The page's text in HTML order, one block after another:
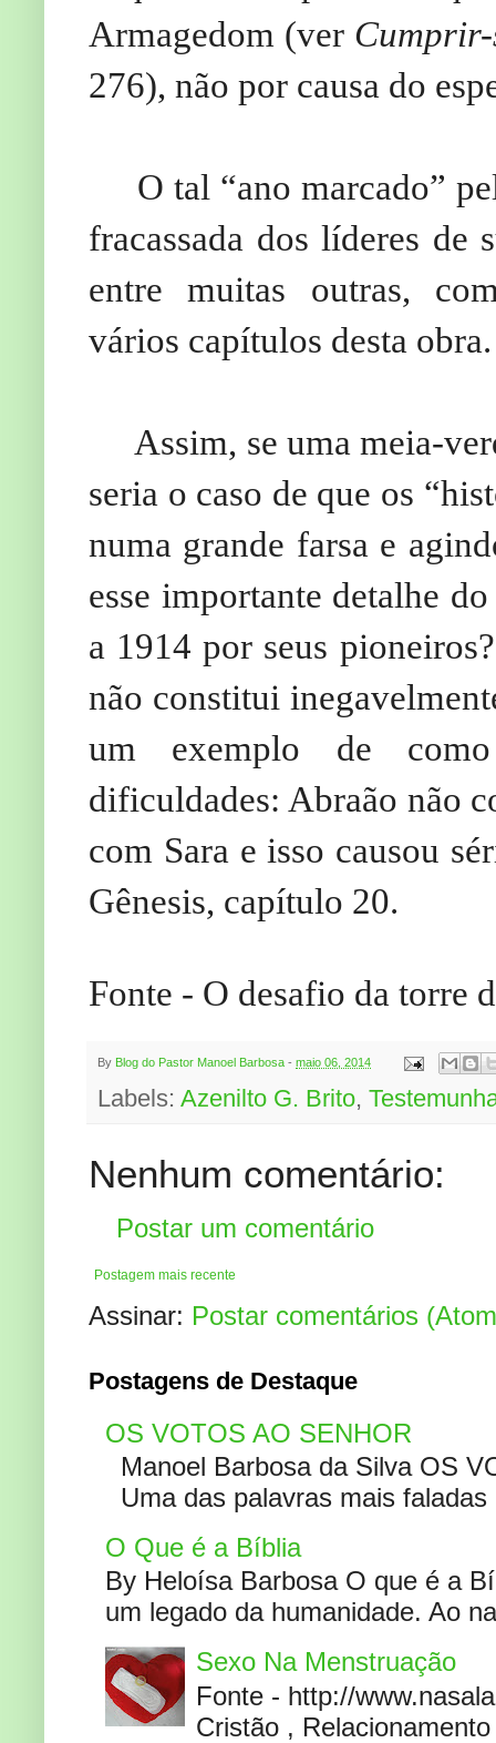
Armagedom (ver
276), não por causa do
O tal “ano marcado”
fracassada dos líderes
entre muitas outras,
vários capítulos desta obra.
Assim, se uma meia-
seria o caso de que os
numa grande farsa e
esse importante detalhe
a 1914 por seus
não constitui
um exemplo de como
dificuldades: Abraão não
com Sara e isso causou
Gênesis, capítulo 20.
Fonte - O desafio da torre
By Blog do Pastor Manoel Barbosa - maio 06, 2014
Labels: Azenilto G. Brito,
Nenhum comentário:
Postar um comentário
Postagem mais recente
Assinar: Postar comentários
Postagens de Destaque
OS VOTOS AO SENHOR
Manoel Barbosa da Silva OS
Uma das palavras mais
O Que é a Bíblia
By Heloísa Barbosa O que é a
um legado da humanidade. Ao
Sexo Na Menstruação
Fonte - http://
Cristão ,